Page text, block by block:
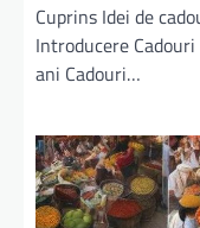
Cuprins Idei de
Introducere
ani Cadouri…